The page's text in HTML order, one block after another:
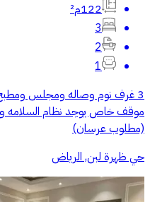
122م²
3
2
1
3 غرف نوم وصاله ومجلس
موقف خاص يوجد نظام السلامه
(مطلوب عرسان)
حي ظهرة لبن, الرياض